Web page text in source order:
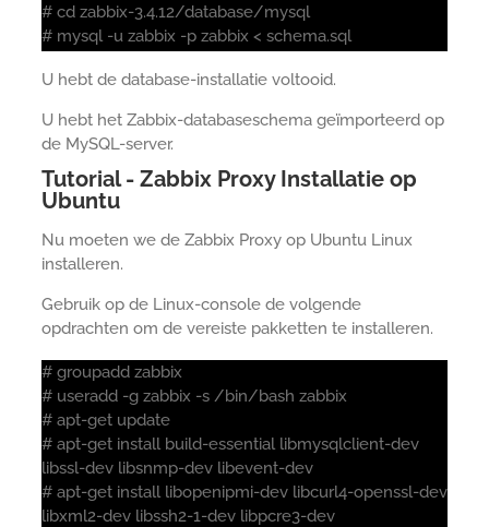
# cd zabbix-3.4.12/database/mysql
# mysql -u zabbix -p zabbix < schema.sql
U hebt de database-installatie voltooid.
U hebt het Zabbix-databaseschema geïmporteerd op
de MySQL-server.
Tutorial - Zabbix Proxy Installatie op
Ubuntu
Nu moeten we de Zabbix Proxy op Ubuntu Linux
installeren.
Gebruik op de Linux-console de volgende
opdrachten om de vereiste pakketten te installeren.
# groupadd zabbix
# useradd -g zabbix -s /bin/bash zabbix
# apt-get update
# apt-get install build-essential libmysqlclient-dev
libssl-dev libsnmp-dev libevent-dev
# apt-get install libopenipmi-dev libcurl4-openssl-dev
libxml2-dev libssh2-1-dev libpcre3-dev